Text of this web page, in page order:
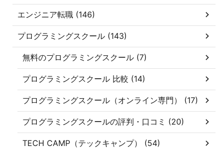
エンジニア転職 (146)
プログラミングスクール (143)
無料のプログラミングスクール (7)
プログラミングスクール 比較 (14)
プログラミングスクール（オンライン専門） (17)
プログラミングスクールの評判・口コミ (20)
TECH CAMP（テックキャンプ） (54)